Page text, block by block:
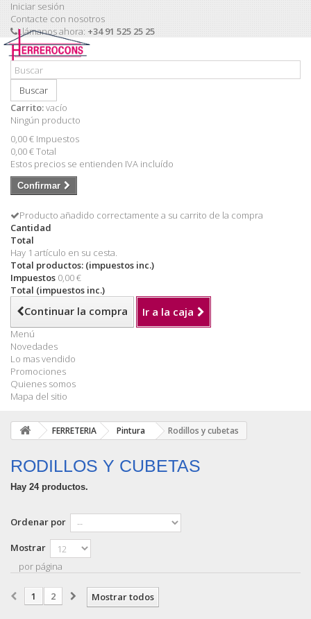
Iniciar sesión
Contacte con nosotros
Llámanos ahora: +34 91 525 25 25
Buscar
Carrito:vacío
Ningún producto
0,00 € Impuestos
0,00 €Total
Estos precios se entienden IVA incluído
Confirmar
Producto añadido correctamente a su carrito de la compra
Cantidad
Total
Hay 1 artículo en su cesta.
Total productos: (impuestos inc.)
Impuestos 0,00 €
Total (impuestos inc.)
Continuar la compra Ir a la caja
Menú
Novedades
Lo mas vendido
Promociones
Quienes somos
Mapa del sitio
FERRETERIA Pintura Rodillos y cubetas
RODILLOS Y CUBETAS
Hay 24 productos.
Ordenar por
Mostrar
por página
Mostrar todos
1 2